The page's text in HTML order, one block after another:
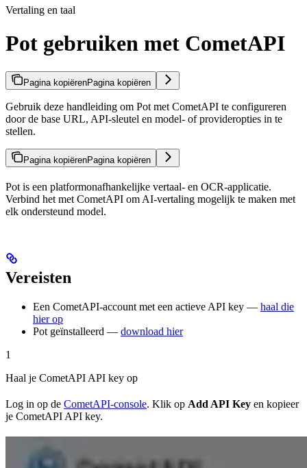
Vertaling en taal
Pot gebruiken met CometAPI
Pagina kopiërenPagina kopiëren
Gebruik deze handleiding om Pot met CometAPI te configureren
door de base URL, API-sleutel en model- of provideropties in te
stellen.
Pagina kopiërenPagina kopiëren
Pot is een platformonafhankelijke vertaal- en OCR-applicatie.
Verbind het met CometAPI om AI-vertaling mogelijk te maken met
elk ondersteund model.
Vereisten
Een CometAPI-account met een actieve API key — haal die
hier op
Pot geïnstalleerd — download hier
1
Haal je CometAPI API key op
Log in op de CometAPI-console. Klik op Add API Key en kopieer
je CometAPI API key.